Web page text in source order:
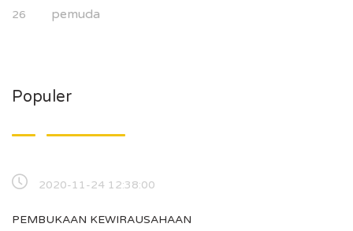
26 pemuda
Populer
2020-11-24 12:38:00
PEMBUKAAN KEWIRAUSAHAAN